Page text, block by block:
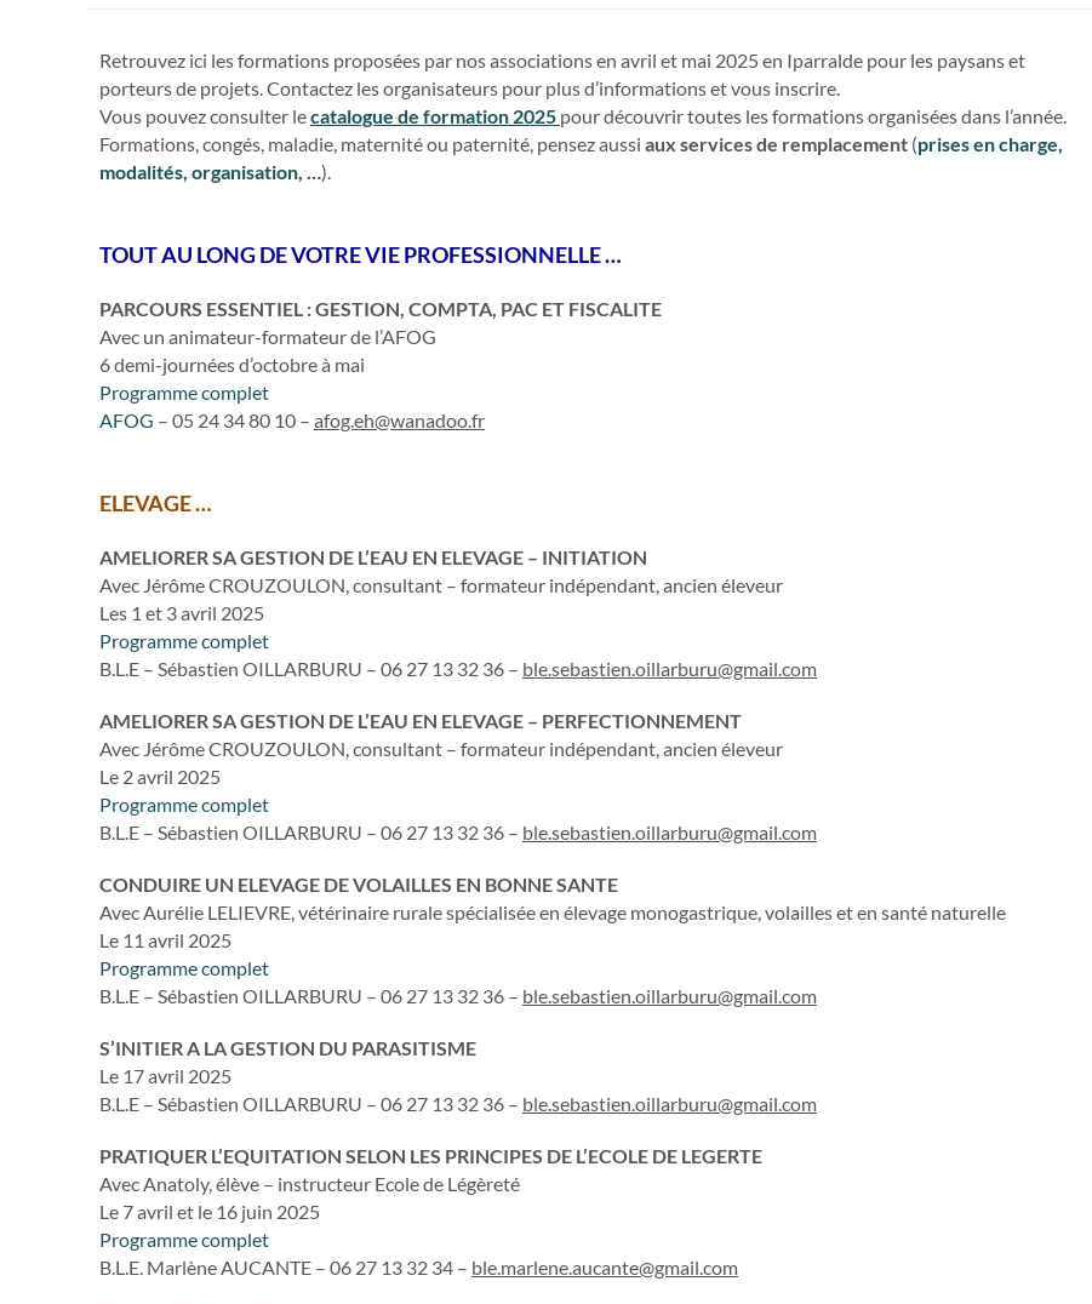
Retrouvez ici les formations proposées par nos associations en avril et mai 2025 en Iparralde pour les paysans et
porteurs de projets. Contactez les organisateurs pour plus d’informations et vous inscrire.
Vous pouvez consulter lecatalogue de formation 2025 pour découvrir toutes les formations organisées dans l’année.
Formations, congés, maladie, maternité ou paternité, pensez aussi aux services de remplacement (prises en charge,
modalités, organisation, …).
TOUT AU LONG DE VOTRE VIE PROFESSIONNELLE …
PARCOURS ESSENTIEL : GESTION, COMPTA, PAC ET FISCALITE
Avec un animateur-formateur de l’AFOG
6 demi-journées d’octobre à mai
Programme complet
AFOG – 05 24 34 80 10 – afog.eh@wanadoo.fr
ELEVAGE …
AMELIORER SA GESTION DE L’EAU EN ELEVAGE – INITIATION
Avec Jérôme CROUZOULON, consultant – formateur indépendant, ancien éleveur
Les 1 et 3 avril 2025
Programme complet
B.L.E – Sébastien OILLARBURU – 06 27 13 32 36 – ble.sebastien.oillarburu@gmail.com
AMELIORER SA GESTION DE L’EAU EN ELEVAGE – PERFECTIONNEMENT
Avec Jérôme CROUZOULON, consultant – formateur indépendant, ancien éleveur
Le 2 avril 2025
Programme complet
B.L.E – Sébastien OILLARBURU – 06 27 13 32 36 – ble.sebastien.oillarburu@gmail.com
CONDUIRE UN ELEVAGE DE VOLAILLES EN BONNE SANTE
Avec Aurélie LELIEVRE, vétérinaire rurale spécialisée en élevage monogastrique, volailles et en santé naturelle
Le 11 avril 2025
Programme complet
B.L.E – Sébastien OILLARBURU – 06 27 13 32 36 – ble.sebastien.oillarburu@gmail.com
S’INITIER A LA GESTION DU PARASITISME
Le 17 avril 2025
B.L.E – Sébastien OILLARBURU – 06 27 13 32 36 – ble.sebastien.oillarburu@gmail.com
PRATIQUER L’EQUITATION SELON LES PRINCIPES DE L’ECOLE DE LEGERTE
Avec Anatoly, élève – instructeur Ecole de Légèreté
Le 7 avril et le 16 juin 2025
Programme complet
B.L.E. Marlène AUCANTE – 06 27 13 32 34 – ble.marlene.aucante@gmail.com